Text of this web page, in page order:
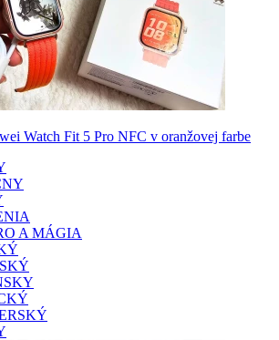
Watch Fit 5 Pro NFC v oranžovej farbe
A MÁGIA